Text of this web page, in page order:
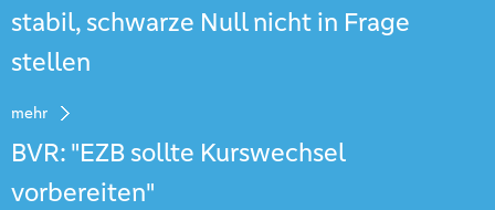
stabil, schwarze Null nicht in Frage
stellen
mehr
BVR: "EZB sollte Kurswechsel
vorbereiten"